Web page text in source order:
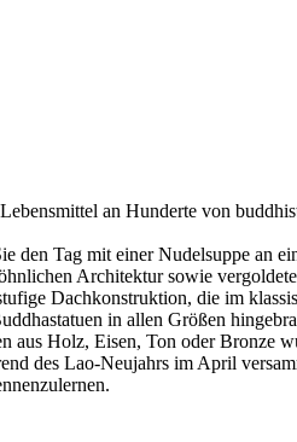
an Hunderte von
den Tag mit einer Nudelsuppe an
Architektur sowie
Dachkonstruktion, die im
in allen Größen
Holz, Eisen, Ton oder Bronze
des Lao-Neujahrs im April